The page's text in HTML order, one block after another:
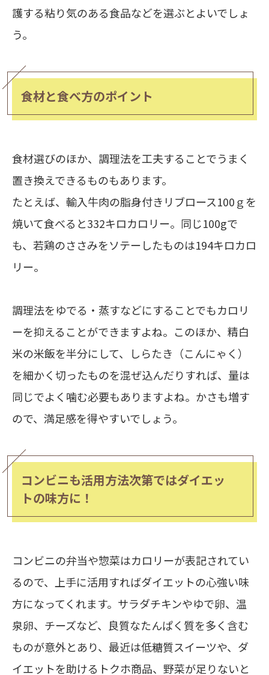
護する粘り気のある食品などを選ぶとよいでしょ
う。
食材と食べ方のポイント
食材選びのほか、調理法を工夫することでうまく
置き換えできるものもあります。
たとえば、輸入牛肉の脂身付きリブロース100ｇを
焼いて食べると332キロカロリー。同じ100gで
も、若鶏のささみをソテーしたものは194キロカロ
リー。
調理法をゆでる・蒸すなどにすることでもカロリ
ーを抑えることができますよね。このほか、精白
米の米飯を半分にして、しらたき（こんにゃく）
を細かく切ったものを混ぜ込んだりすれば、量は
同じでよく噛む必要もありますよね。かさも増す
ので、満足感を得やすいでしょう。
コンビニも活用方法次第ではダイエッ
トの味方に！
コンビニの弁当や惣菜はカロリーが表記されてい
るので、上手に活用すればダイエットの心強い味
方になってくれます。サラダチキンやゆで卵、温
泉卵、チーズなど、良質なたんぱく質を多く含む
ものが意外とあり、最近は低糖質スイーツや、ダ
イエットを助けるトクホ商品、野菜が足りないと